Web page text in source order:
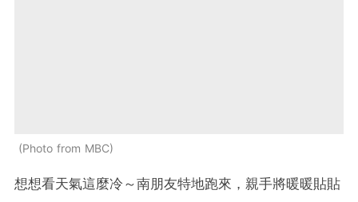
Photo from MBC
想想看天氣這麼冷～南朋友特地跑來，親手將暖暖貼貼